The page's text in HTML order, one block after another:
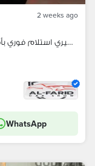
2 weeks ago
ام جى ام جى 7 2025 Mg7 لاكشيري استلام فوري بأقل سعر ف مصر
WhatsApp